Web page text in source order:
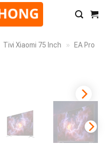
Tivi Xiaomi 75 Inch »
EA Pro